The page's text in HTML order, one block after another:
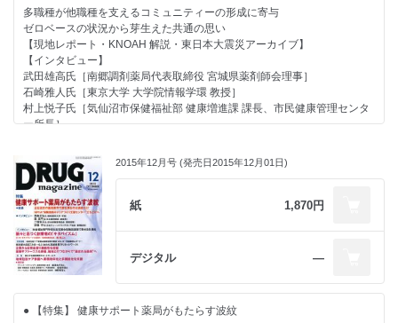
再認識したいVCの原点「１店は全店のために、全店は１店のために」
● 【特別寄稿】 28年度薬価改定を受けたGE 医薬品市場の今後と企業の対
応
GE医薬品使用促進議論は薬剤費コントロールとイノベーション評価のバ
ランスが大事
坂巻弘之氏［医療経済研究機構 客員研究員（東京理科大学経営学部）］
● 【カラーグラビア】
抹茶風味で好評博す『大麦若葉粉末100％』シリーズ
「かかりつけ薬剤師」「健康サポート薬局」を後方支援するサービス続々
■座談会 森澤あずさ氏［アインホールディングス 運営統括本部 運営研
修部 部長］／金指伴哉氏［薬樹 情報本部 本部長（薬樹健ナビ 代表取締
役）］／神野和官氏［ファーマみらい 執行役員 事業推進部副部長］
■各種サービス紹介 ●パナソニックヘルスケア／お薬手帳機能を有した
『ヘルスケア手帳』＆電子薬歴システム『PharnesⅢ-MX』●大木／薬局
支援プログラム『パーシャル会』●シンリョウ／『電子お薬手帳ポータル
サイト』●パラマ・テック／多項目モニター『HMC-10（エクボ）』
● 【特別レポート】
「2016 OHKI春夏用カテゴリー提案商談会」が大盛況
無菌調剤薬局もエリア区分での応需を基本に
川越正平氏［あおぞら診療所 院長］
● 【連載】
■ 行政ウォッチング
宮坂佳紀氏［メディカル・テン 代表］
■ Rediscovery in U.S. ～知られざる米国最新流通業界事情
金子尚貴氏［税理士法人アフェックス 公認会計士 税理士］
■ Global Report
データモニター社 イアン・ロイド氏
■ ビジネスナビ(204) 櫻井秀勲の世相“解体新書”
● 【主張】
健康サポート薬局が求むべきは「売り場」ではなく生活者視点の「買い
場」
期待される食生活・運動面のカウンセリング加速
多職種が他職種を支えるコミュニティーの形成に寄与
ゼロベースの状況から芽生えた共通の思い
【現地レポート・KNOAH 解説・東日本大震災アーカイブ】
【インタビュー】
武田雄高氏［南郷調剤薬局代表取締役 宮城県薬剤師会理事］
石崎雅人氏［東京大学 大学院情報学環 教授］
村上悦子氏［気仙沼市保健福祉部 健康増進課 課長、市民健康管理センタ
ー所長］
● 【新春特別対談】 あるべき社会保障制度と薬局の姿
薬局は保険収入をスプリングボードに栄養・食事も包括提供する産業へ変
革を
“賢い支出”と同時に産業を育成してこそGDP600兆円の成長が描ける
新浪剛史氏［サントリーホールディングス代表取締役社長、経済財政諮問
会議議員］×中村 勝氏［クオール代表取締役社長、日本保険薬局協会会
長］
● 【好評連載】 地域包括ケア参画は薬局存続の要諦
ICTとエーザイの協働で信頼構築を後方支援
2015年12月号 (発売日2015年12月01日)
紙 1,870円
デジタル ―
● 【特集】 健康サポート薬局がもたらす波紋